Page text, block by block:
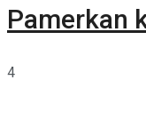
Pamerkan
4